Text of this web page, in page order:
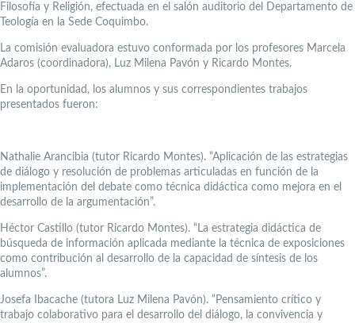
Filosofía y Religión, efectuada en el salón auditorio del Departamento de
Teología en la Sede Coquimbo.
La comisión evaluadora estuvo conformada por los profesores Marcela
Adaros (coordinadora), Luz Milena Pavón y Ricardo Montes.
En la oportunidad, los alumnos y sus correspondientes trabajos
presentados fueron:
Nathalie Arancibia (tutor Ricardo Montes). “Aplicación de las estrategias
de diálogo y resolución de problemas articuladas en función de la
implementación del debate como técnica didáctica como mejora en el
desarrollo de la argumentación”.
Héctor Castillo (tutor Ricardo Montes). “La estrategia didáctica de
búsqueda de información aplicada mediante la técnica de exposiciones
como contribución al desarrollo de la capacidad de síntesis de los
alumnos”.
Josefa Ibacache (tutora Luz Milena Pavón). “Pensamiento crítico y
trabajo colaborativo para el desarrollo del diálogo, la convivencia y